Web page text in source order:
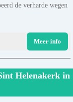
de verharde wegen
Meer info
Helenakerk in